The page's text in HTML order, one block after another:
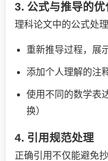
3. 公式与推导的优
理科论文中的公式处理
重新推导过程，展
添加个人理解的注
使用不同的数学表
换）
4. 引用规范处理
正确引用不仅能避免